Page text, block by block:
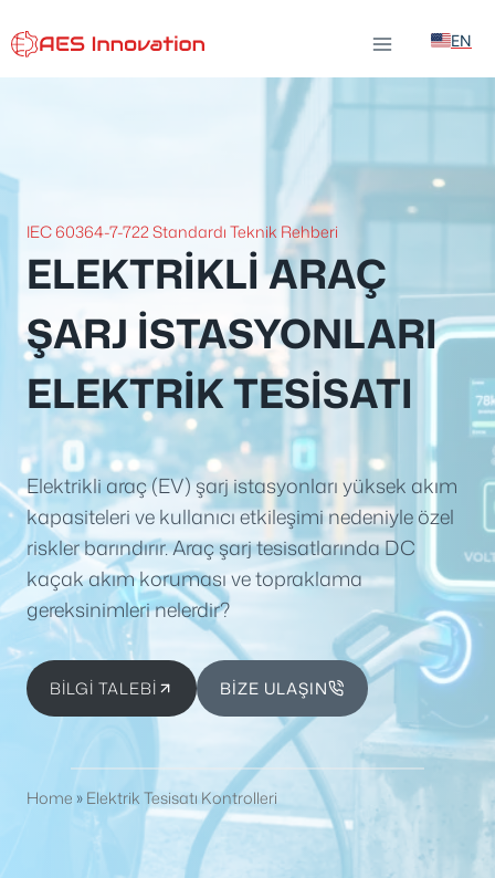
atla
EN
ELEKTRIKLI ARAÇ
ŞARJ İSTASYONLARI
ELEKTRIK TESISATI
IEC 60364-7-722 Standardı Teknik Rehberi
Elektrikli araç (EV) şarj istasyonları yüksek akım
kapasiteleri ve kullanıcı etkileşimi nedeniyle özel
riskler barındırır. Araç şarj tesisatlarında DC
kaçak akım koruması ve topraklama
gereksinimleri nelerdir?
BİLGİ TALEBİ BİZE ULAŞIN
Home »Elektrik Tesisatı Kontrolleri